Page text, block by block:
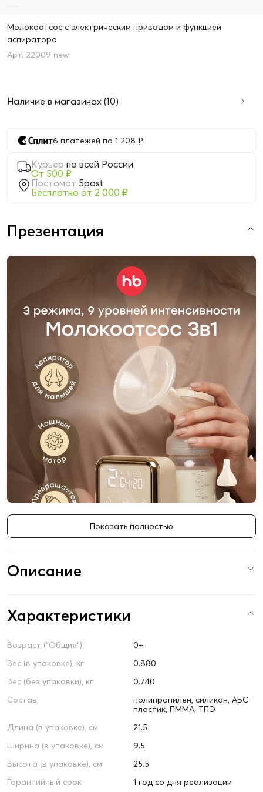
Молокоотсос с электрическим приводом и функцией
аспиратора
22009 new
Наличие в магазинах (10)
6 платежей по 1 208 ₽
Курьер по всей России
От 500 ₽
Постомат 5post
Бесплатно от 2 000 ₽
Презентация
Показать полностью
Описание
Характеристики
Возраст ("Общие")
0+
Вес (в упаковке), кг
0.880
Вес (без упаковки), кг
0.740
Состав
полипропилен, силикон, АБС-
пластик, ПММА, ТПЭ
Длина (в упаковке), см
21.5
Ширина (в упаковке), см
9.5
Высота (в упаковке), см
25.5
Гарантийный срок
1 год со дня реализации